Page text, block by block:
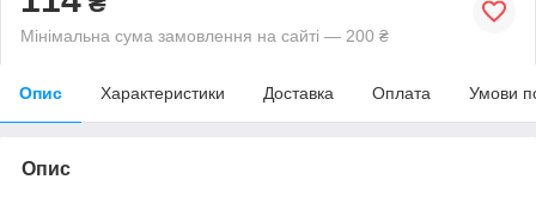
Мінімальна сума замовлення на сайті — 200 ₴
Опис Характеристики Доставка Оплата Умови
Опис